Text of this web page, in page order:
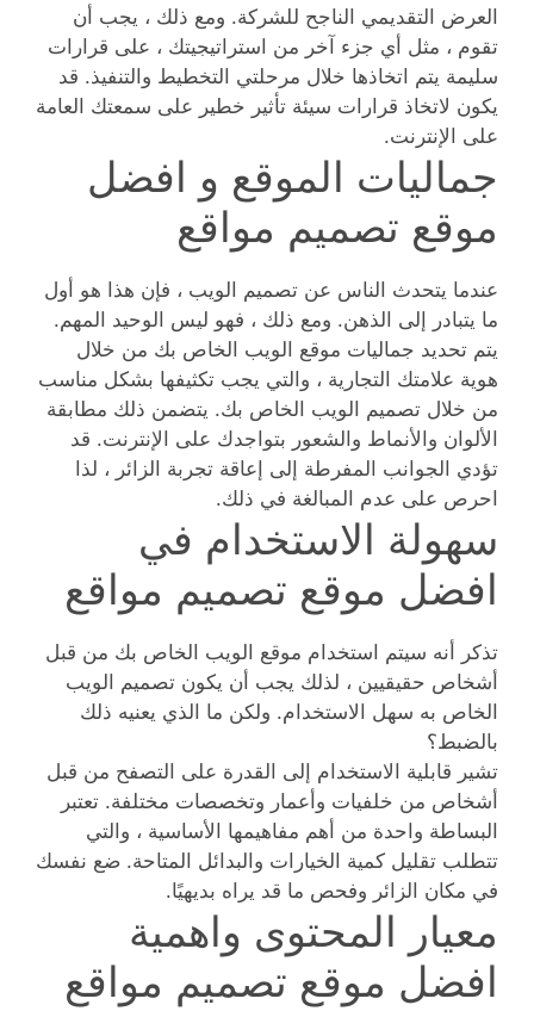
العرض التقديمي الناجح للشركة. ومع ذلك ، يجب أن
تقوم ، مثل أي جزء آخر من استراتيجيتك ، على قرارات
سليمة يتم اتخاذها خلال مرحلتي التخطيط والتنفيذ. قد
يكون لاتخاذ قرارات سيئة تأثير خطير على سمعتك العامة
على الإنترنت.
جماليات الموقع و افضل
موقع تصميم مواقع
عندما يتحدث الناس عن تصميم الويب ، فإن هذا هو أول
ما يتبادر إلى الذهن. ومع ذلك ، فهو ليس الوحيد المهم.
يتم تحديد جماليات موقع الويب الخاص بك من خلال
هوية علامتك التجارية ، والتي يجب تكثيفها بشكل مناسب
من خلال تصميم الويب الخاص بك. يتضمن ذلك مطابقة
الألوان والأنماط والشعور بتواجدك على الإنترنت. قد
تؤدي الجوانب المفرطة إلى إعاقة تجربة الزائر ، لذا
احرص على عدم المبالغة في ذلك.
سهولة الاستخدام في
افضل موقع تصميم مواقع
تذكر أنه سيتم استخدام موقع الويب الخاص بك من قبل
أشخاص حقيقيين ، لذلك يجب أن يكون تصميم الويب
الخاص به سهل الاستخدام. ولكن ما الذي يعنيه ذلك
بالضبط؟
تشير قابلية الاستخدام إلى القدرة على التصفح من قبل
أشخاص من خلفيات وأعمار وتخصصات مختلفة. تعتبر
البساطة واحدة من أهم مفاهيمها الأساسية ، والتي
تتطلب تقليل كمية الخيارات والبدائل المتاحة. ضع نفسك
في مكان الزائر وفحص ما قد يراه بديهيًا.
معيار المحتوى واهمية
افضل موقع تصميم مواقع